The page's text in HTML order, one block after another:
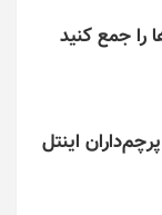
تراشه اسنپدراگون X Elite پرچم‌داران اینتل